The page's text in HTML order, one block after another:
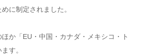
に制定されました。
か「EU・中国・カナダ・メキシコ・ト
す。